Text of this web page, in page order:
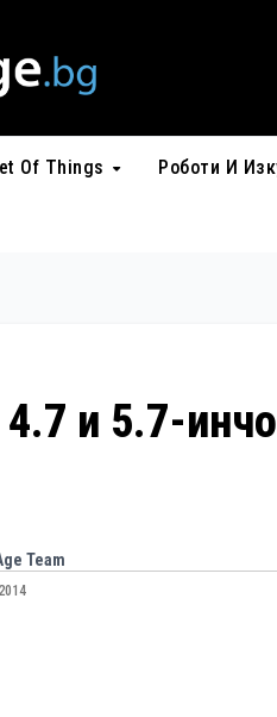
Of Things Роботи И
4.7 и 5.7-
Team